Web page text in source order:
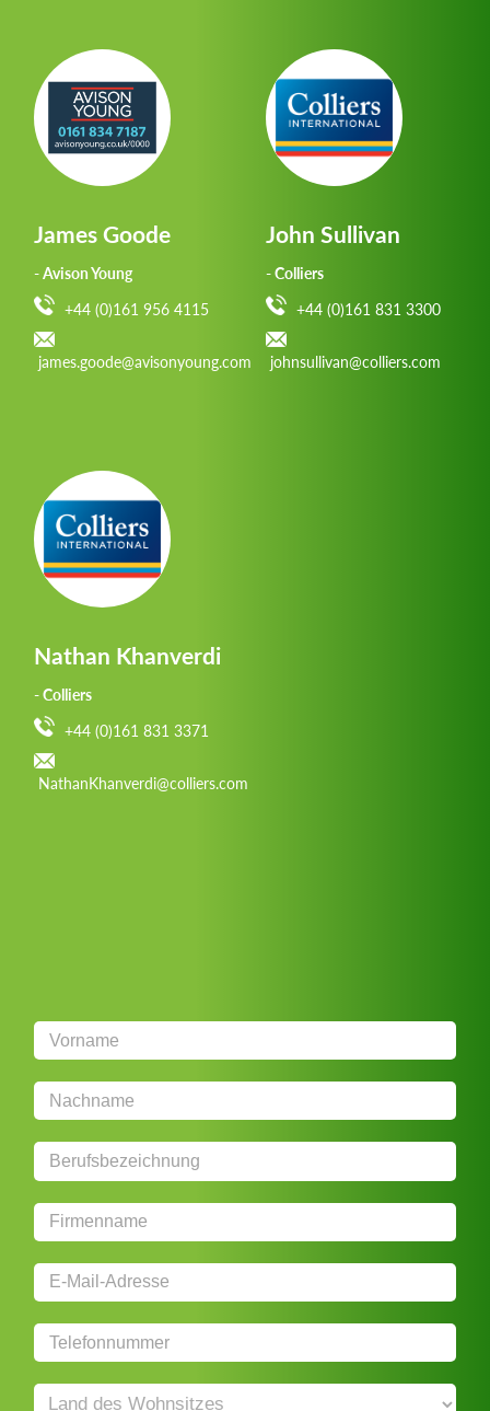
James Goode
- Avison Young
+44 (0)161 956 4115
james.goode@avisonyoung.com
John Sullivan
- Colliers
+44 (0)161 831 3300
johnsullivan@colliers.com
Nathan Khanverdi
- Colliers
+44 (0)161 831 3371
NathanKhanverdi@colliers.com